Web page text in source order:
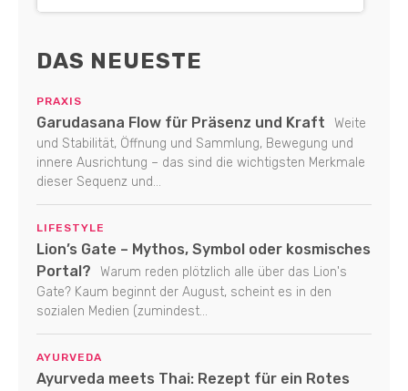
DAS NEUESTE
PRAXIS
Garudasana Flow für Präsenz und Kraft
Weite
und Stabilität, Öffnung und Sammlung, Bewegung und
innere Ausrichtung – das sind die wichtigsten Merkmale
dieser Sequenz und...
LIFESTYLE
Lion’s Gate – Mythos, Symbol oder kosmisches
Portal?
Warum reden plötzlich alle über das Lion's
Gate? Kaum beginnt der August, scheint es in den
sozialen Medien (zumindest...
AYURVEDA
Ayurveda meets Thai: Rezept für ein Rotes